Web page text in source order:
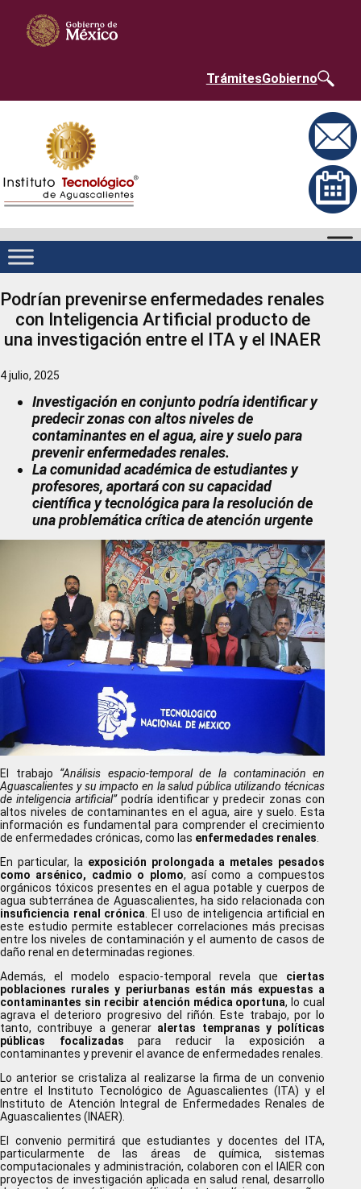
contenido
TrámitesGobierno
Podrían prevenirse enfermedades renales
con Inteligencia Artificial producto de
una investigación entre el ITA y el INAER
4 julio, 2025
Investigación en conjunto podría identificar y
predecir zonas con altos niveles de
contaminantes en el agua, aire y suelo para
prevenir enfermedades renales.
La comunidad académica de estudiantes y
profesores, aportará con su capacidad
científica y tecnológica para la resolución de
una problemática crítica de atención urgente
El trabajo “Análisis espacio-temporal de la contaminación en
Aguascalientes y su impacto en la salud pública utilizando técnicas
de inteligencia artificial”podría identificar y predecir zonas con
altos niveles de contaminantes en el agua, aire y suelo. Esta
información es fundamental para comprender el crecimiento
de enfermedades crónicas, como las enfermedades renales
En particular, la exposición prolongada a metales pesados
como arsénico, cadmio o plomo, así como a compuestos
orgánicos tóxicos presentes en el agua potable y cuerpos de
agua subterránea de Aguascalientes, ha sido relacionada con
insuficiencia renal crónica . El uso de inteligencia artificial en
este estudio permite establecer correlaciones más precisas
entre los niveles de contaminación y el aumento de casos de
daño renal en determinadas regiones.
Además, el modelo espacio-temporal revela que ciertas
poblaciones rurales y periurbanas están más expuestas a
contaminantes sin recibir atención médica oportuna, lo cual
agrava el deterioro progresivo del riñón. Este trabajo, por lo
tanto, contribuye a generar alertas tempranas y políticas
públicas focalizadas para reducir la exposición a
contaminantes y prevenir el avance de enfermedades renales.
Lo anterior se cristaliza al realizarse la firma de un convenio
entre el Instituto Tecnológico de Aguascalientes (ITA) y el
Instituto de Atención Integral de Enfermedades Renales de
Aguascalientes (INAER).
El convenio permitirá que estudiantes y docentes del ITA,
particularmente de las áreas de química, sistemas
computacionales y administración, colaboren con el IAIER con
proyectos de investigación aplicada en salud renal, desarrollo